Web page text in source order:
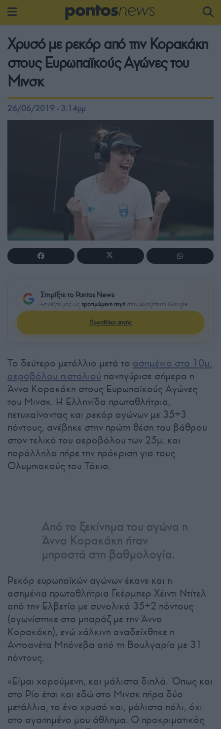
Χρυσό με ρεκόρ από την Κορακάκη
στους Ευρωπαϊκούς Αγώνες του
Μινσκ
26/06/2019 - 3:14μμ
Στηρίξτε το Pontos News
Επιλέξτε μας ως προτιμώμενη πηγή στην Αναζήτηση Google
Προσθήκη πηγής
Το δεύτερο μετάλλιο μετά το ασημένιο στα 10μ.
αεροβόλου πιστολιού πανηγύρισε σήμερα η
Άννα Κορακάκη στους Ευρωπαϊκούς Αγώνες
του Μινσκ. Η Ελληνίδα πρωταθλήτρια,
πετυχαίνοντας και ρεκόρ αγώνων με 35+3
πόντους, ανέβηκε στην πρώτη θέση του βάθρου
στον τελικό του αεροβόλου των 25μ. και
παράλληλα πήρε την πρόκριση για τους
Ολυμπιακούς του Τόκιο.
Από το ξεκίνημα του αγώνα η
Άννα Κορακάκη ήταν
μπροστά στη βαθμολογία.
Ρεκόρ ευρωπαϊκών αγώνων έκανε και η
ασημένια πρωταθλήτρια Γκέρμπερ Χέιντι Ντίτελ
από την Ελβετία με συνολικά 35+2 πόντους
(αγωνίστηκε στα μπαράζ με την Άννα
Κορακάκη), ενώ χάλκινη αναδείχθηκε η
Αντοανέτα Μπόνεβα από τη Βουλγαρία με 31
πόντους.
«Είμαι χαρούμενη, και μάλιστα διπλά. Όπως και
στο Ρίο έτσι και εδώ στο Μινσκ πήρα δύο
μετάλλια, το ένα χρυσό και, μάλιστα πάλι, όχι
στο αγαπημένο μου άθλημα. Ο προκριματικός